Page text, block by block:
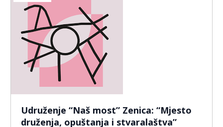
Udruženje “Naš most” Zenica: “Mjesto
druženja, opuštanja i stvaralaštva”